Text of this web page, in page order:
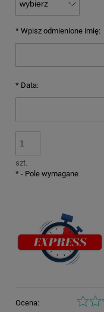
* Wpisz odmienione imię:
* Data:
szt.
* - Pole wymagane
Ocena: